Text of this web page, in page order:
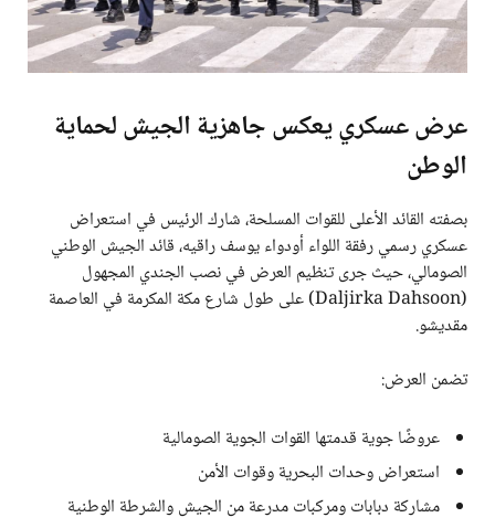
عرض عسكري يعكس جاهزية الجيش لحماية
الوطن
بصفته القائد الأعلى للقوات المسلحة، شارك الرئيس في استعراض
عسكري رسمي رفقة اللواء أودواء يوسف راقيه، قائد الجيش الوطني
الصومالي، حيث جرى تنظيم العرض في نصب الجندي المجهول
(Daljirka Dahsoon) على طول شارع مكة المكرمة في العاصمة
مقديشو.
تضمن العرض:
عروضًا جوية قدمتها القوات الجوية الصومالية
استعراض وحدات البحرية وقوات الأمن
مشاركة دبابات ومركبات مدرعة من الجيش والشرطة الوطنية